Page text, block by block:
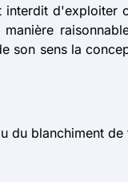
d'exploiter
son sens la
du blanchiment